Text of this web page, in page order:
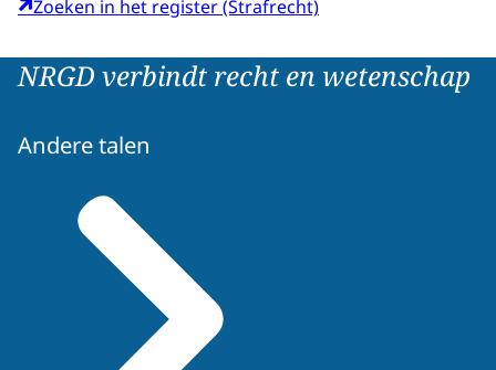
Zoeken in het register (Strafrecht)
NRGD verbindt recht en wetenschap
Andere talen